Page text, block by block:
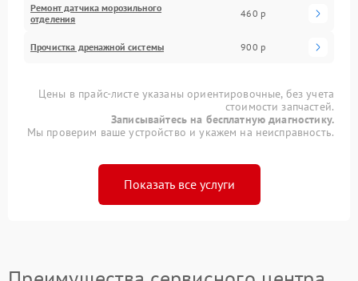
Ремонт датчика морозильного
отделения
460 р
Прочистка дренажной системы 900 р
Цены в прайс-листе указаны ориентировочные, без учета
стоимости запчастей.
Записывайтесь на бесплатную диагностику.
Мы проверим ваше устройство и укажем на неисправность.
Показать все услуги